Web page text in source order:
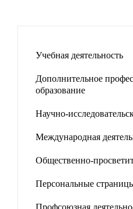
Учебная деятельность
Дополнительное
образование
Научно-
Международная
Общественно-
Персональные
Профсоюзная